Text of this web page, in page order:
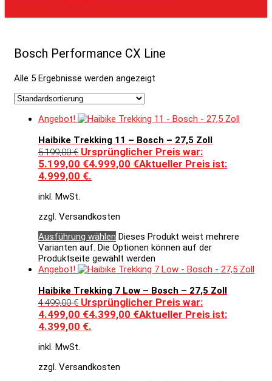
Bosch Performance CX Line
Alle 5 Ergebnisse werden angezeigt
Angebot!
Haibike Trekking 11 – Bosch – 27,5 Zoll
5.199,00€ Ursprünglicher Preis war:
5.199,00 €4.999,00 €Aktueller Preis ist:
4.999,00 €.
inkl. MwSt.
zzgl. Versandkosten
Ausführung wählen Dieses Produkt weist mehrere
Varianten auf. Die Optionen können auf der
Produktseite gewählt werden
Angebot!
Haibike Trekking 7 Low – Bosch – 27,5 Zoll
4.499,00€ Ursprünglicher Preis war:
4.499,00 €4.399,00 €Aktueller Preis ist:
4.399,00 €.
inkl. MwSt.
zzgl. Versandkosten